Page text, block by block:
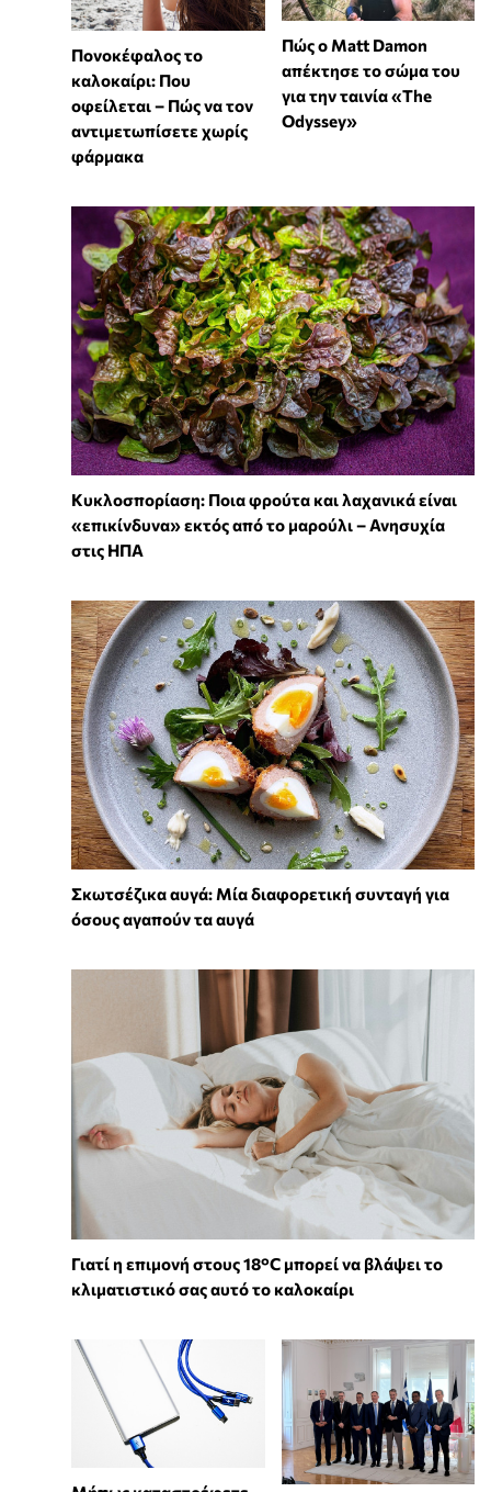
Πονοκέφαλος το
καλοκαίρι: Που
οφείλεται – Πώς να τον
αντιμετωπίσετε χωρίς
φάρμακα
Πώς ο Matt Damon
απέκτησε το σώμα του
για την ταινία «The
Odyssey»
Κυκλοσπορίαση: Ποια φρούτα και λαχανικά είναι
«επικίνδυνα» εκτός από το μαρούλι – Ανησυχία
στις ΗΠΑ
Σκωτσέζικα αυγά: Μία διαφορετική συνταγή για
όσους αγαπούν τα αυγά
Γιατί η επιμονή στους 18°C μπορεί να βλάψει το
κλιματιστικό σας αυτό το καλοκαίρι